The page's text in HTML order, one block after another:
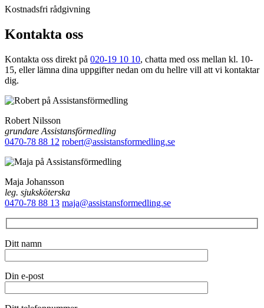
Kostnadsfri rådgivning
Kontakta oss
Kontakta oss direkt på 020-19 10 10, chatta med oss mellan kl. 10-
15, eller lämna dina uppgifter nedan om du hellre vill att vi kontaktar
dig.
Robert Nilsson
grundare Assistansförmedling
0470-78 88 12 robert@assistansformedling.se
Maja Johansson
leg. sjuksköterska
0470-78 88 13 maja@assistansformedling.se
Ditt namn
Din e-post